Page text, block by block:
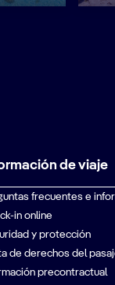
de viaje
frecuentes e
in online
y protección
de derechos del
precontractual